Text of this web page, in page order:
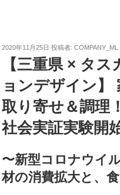
投
2020年11月25日 投稿者: COMPANY_ML
【三重県 × タ
ョンデザイン】
取り寄せ＆調理
社会実証実験開
〜新型コロナウイ
材の消費拡大と、